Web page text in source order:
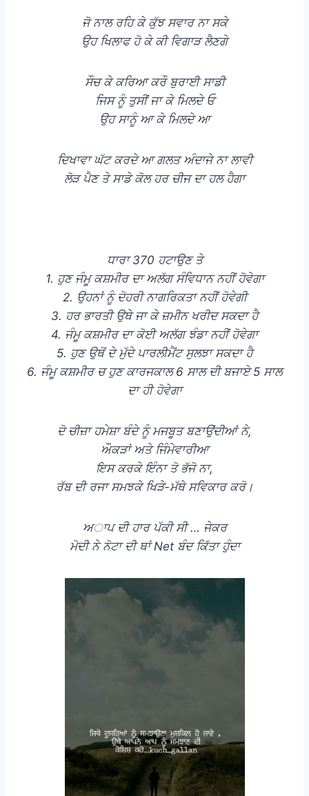
ਜੋ ਨਾਲ ਰਹਿ ਕੇ ਕੁੱਝ ਸਵਾਰ ਨਾ ਸਕੇ
ਉਹ ਖਿਲਾਫ ਹੋ ਕੇ ਕੀ ਵਿਗਾੜ ਲੈਣਗੇ
ਸੌਚ ਕੇ ਕਰਿਆ ਕਰੌ ਬੁਰਾਈ ਸਾਡੀ
ਜਿਸ ਨੂੰ ਤੁਸੀਂ ਜਾ ਕੇ ਮਿਲਦੇ ਓ
ਉਹ ਸਾਨੂੰ ਆ ਕੇ ਮਿਲਦੇ ਆ
ਦਿਖਾਵਾ ਘੱਟ ਕਰਦੇ ਆ ਗਲਤ ਅੰਦਾਜੇ ਨਾ ਲਾਵੀ
ਲੋੜ ਪੈਣ ਤੇ ਸਾਡੇ ਕੋਲ ਹਰ ਚੀਜ ਦਾ ਹਲ ਹੈਗਾ
ਧਾਰਾ 370 ਹਟਾਉਣ ਤੇ
1. ਹੁਣ ਜੰਮੂ ਕਸ਼ਮੀਰ ਦਾ ਅਲੱਗ ਸੰਵਿਧਾਨ ਨਹੀਂ ਹੋਵੇਗਾ
2. ਉਹਨਾਂ ਨੂੰ ਦੋਹਰੀ ਨਾਗਰਿਕਤਾ ਨਹੀਂ ਹੋਵੇਗੀ
3. ਹਰ ਭਾਰਤੀ ਉਥੇ ਜਾ ਕੇ ਜ਼ਮੀਨ ਖਰੀਦ ਸਕਦਾ ਹੈ
4. ਜੰਮੂ ਕਸ਼ਮੀਰ ਦਾ ਕੋਈ ਅਲੱਗ ਝੰਡਾ ਨਹੀਂ ਹੋਵੇਗਾ
5. ਹੁਣ ਉਥੋਂ ਦੇ ਮੁੱਦੇ ਪਾਰਲੀਮੈਂਟ ਸੁਲਝਾ ਸਕਦਾ ਹੈ
6. ਜੰਮੂ ਕਸ਼ਮੀਰ ਚ ਹੁਣ ਕਾਰਜਕਾਲ 6 ਸਾਲ ਦੀ ਬਜਾਏ 5 ਸਾਲ
ਦਾ ਹੀ ਹੋਵੇਗਾ
ਦੋ ਚੀਜ਼ਾ ਹਮੇਸ਼ਾ ਬੰਦੇ ਨੂੰ ਮਜਬੂਤ ਬਣਾਉਂਦੀਆਂ ਨੇ,
ਔਕੜਾਂ ਅਤੇ ਜਿੰਮੇਵਾਰੀਆ
ਇਸ ਕਰਕੇ ਇੰਨਾ ਤੋ ਭੱਜੋ ਨਾ,
ਰੱਬ ਦੀ ਰਜਾ ਸਮਝਕੇ ਖਿੜੇ-ਮੱਥੇ ਸਵਿਕਾਰ ਕਰੋ।
ਅਾਪ ਦੀ ਹਾਰ ਪੱਕੀ ਸੀ … ਜੇਕਰ
ਮੋਦੀ ਨੇ ਨੋਟਾ ਦੀ ਥਾਂ Net ਬੰਦ ਕਿੱਤਾ ਹੁੰਦਾ